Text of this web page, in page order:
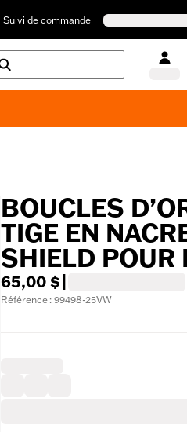
Suivi de commande
BOUCLES
TIGE EN
SHIELD POUR
65,00 $
Référence : 99498-25VW